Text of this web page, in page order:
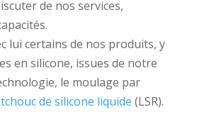
de nos services,
lui certains de nos produits, y
en silicone, issues de notre
le moulage par
de silicone liquide (LSR).